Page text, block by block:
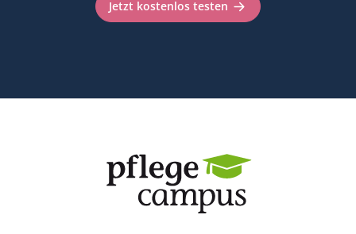
Jetzt kostenlos testen